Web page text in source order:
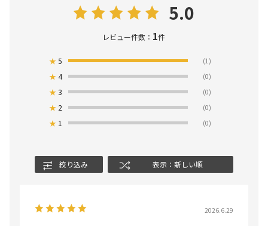
5.0
レビュー件数： 1件
★5 (1)
★4 (0)
★3 (0)
★ 2 (0)
★ 1 (0)
絞り込み 表示：新しい順
2026.6.29